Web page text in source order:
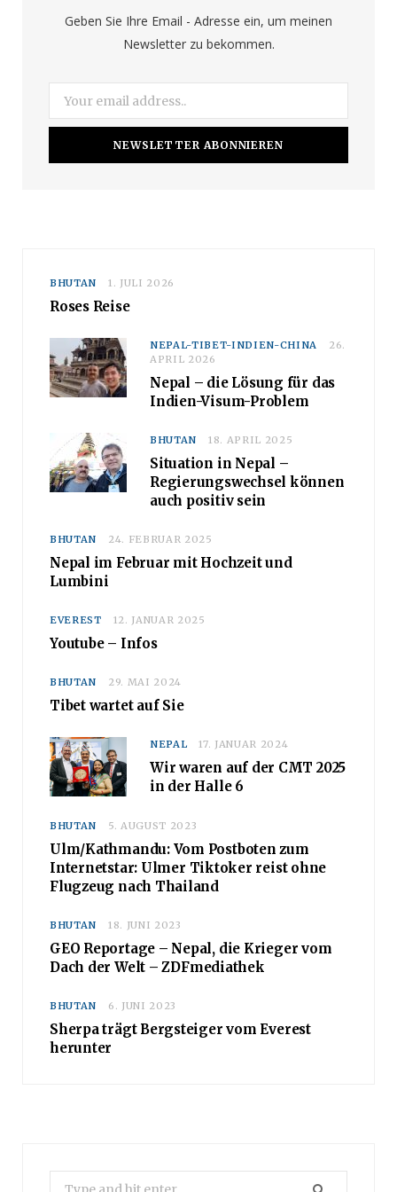
k
r
a
Geben Sie Ihre Email - Adresse ein, um meinen
Newsletter zu bekommen.
BHUTAN 1. JULI 2026
Roses Reise
NEPAL-TIBET-INDIEN-CHINA
26.
APRIL 2026
Nepal – die Lösung für das
Indien-Visum-Problem
BHUTAN 18. APRIL 2025
Situation in Nepal –
Regierungswechsel können
auch positiv sein
BHUTAN 24. FEBRUAR 2025
Nepal im Februar mit Hochzeit und
Lumbini
EVEREST 12. JANUAR 2025
Youtube – Infos
BHUTAN 29. MAI 2024
Tibet wartet auf Sie
NEPAL 17. JANUAR 2024
Wir waren auf der CMT 2025
in der Halle 6
BHUTAN 5. AUGUST 2023
Ulm/Kathmandu: Vom Postboten zum
Internetstar: Ulmer Tiktoker reist ohne
Flugzeug nach Thailand
BHUTAN 18. JUNI 2023
GEO Reportage – Nepal, die Krieger vom
Dach der Welt – ZDFmediathek
BHUTAN 6. JUNI 2023
Sherpa trägt Bergsteiger vom Everest
herunter
Search